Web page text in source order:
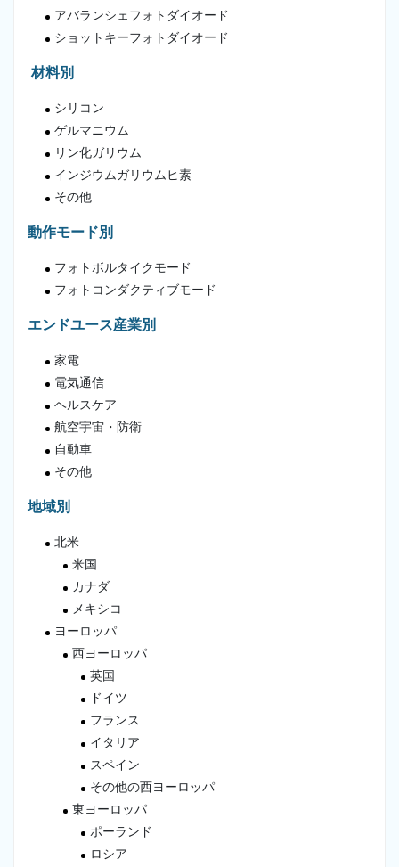
アバランシェフォトダイオード
ショットキーフォトダイオード
材料別
シリコン
ゲルマニウム
リン化ガリウム
インジウムガリウムヒ素
その他
動作モード別
フォトボルタイクモード
フォトコンダクティブモード
エンドユース産業別
家電
電気通信
ヘルスケア
航空宇宙・防衛
自動車
その他
地域別
北米
米国
カナダ
メキシコ
ヨーロッパ
西ヨーロッパ
英国
ドイツ
フランス
イタリア
スペイン
その他の西ヨーロッパ
東ヨーロッパ
ポーランド
ロシア